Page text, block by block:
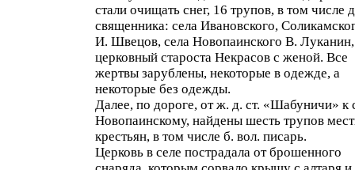
стали очищать снег, 16 трупов, в том числе
священника: села Ивановского,
И. Швецов, села Новопаинского В.
церковный староста Некрасов с женой. Все
жертвы зарублены, некоторые в одежде, а
некоторые без одежды.
Далее, по дороге, от ж. д. ст. «Шабуничи» к
Новопаинскому, найдены шесть трупов
крестьян, в том числе б. вол. писарь.
Церковь в селе пострадала от брошенного